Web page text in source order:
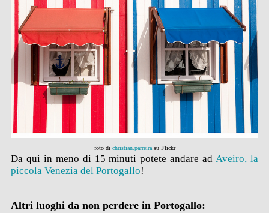
foto di christian.parreirasu Flickr
Da qui in meno di 15 minuti potete andare adAveiro, la
piccola Venezia del Portogallo!
Altri luoghi da non perdere in Portogallo: